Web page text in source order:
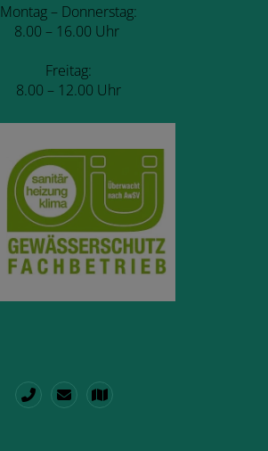
Montag – Donnerstag:
8.00 – 16.00 Uhr
Freitag:
8.00 – 12.00 Uhr